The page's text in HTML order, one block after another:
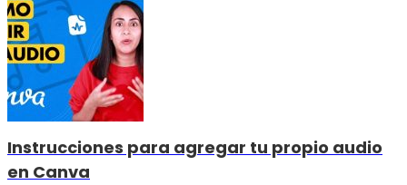
Instrucciones para agregar tu propio audio
en Canva